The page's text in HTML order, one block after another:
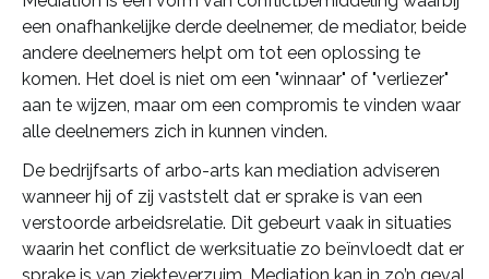
een onafhankelijke derde deelnemer, de mediator, beide
andere deelnemers helpt om tot een oplossing te
komen. Het doel is niet om een "winnaar" of "verliezer"
aan te wijzen, maar om een compromis te vinden waar
alle deelnemers zich in kunnen vinden.
De bedrijfsarts of arbo-arts kan mediation adviseren
wanneer hij of zij vaststelt dat er sprake is van een
verstoorde arbeidsrelatie. Dit gebeurt vaak in situaties
waarin het conflict de werksituatie zo beïnvloedt dat er
sprake is van ziekteverzuim. Mediation kan in zo’n geval